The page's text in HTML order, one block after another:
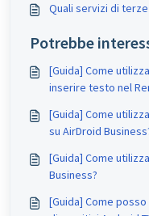
Quali servizi di
Potrebbe
[Guida] Come
inserire testo nel
[Guida] Come
su AirDroid
[Guida] Come
Business?
[Guida] Come